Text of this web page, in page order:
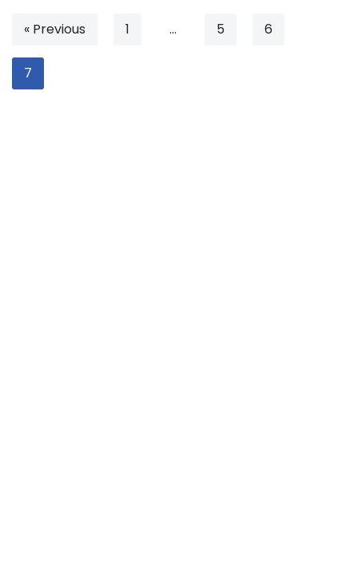
« Previous 1 … 5 6
7